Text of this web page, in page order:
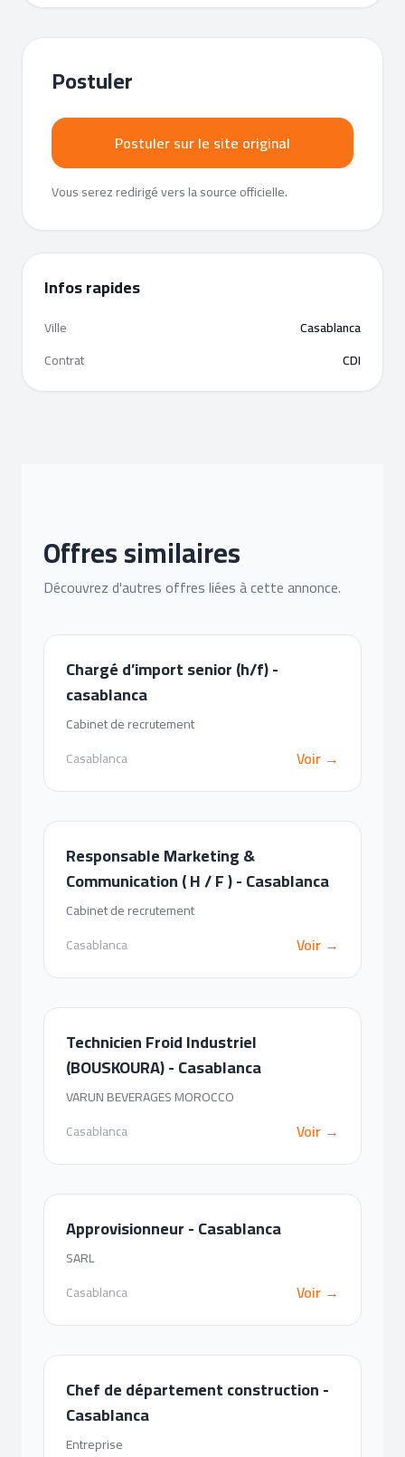
Postuler
Postuler sur le site original
Vous serez redirigé vers la source officielle.
Infos rapides
Ville
Casablanca
Contrat
CDI
Offres similaires
Découvrez d'autres offres liées à cette annonce.
Chargé d’import senior (h/f) -
casablanca
Cabinet de recrutement
Casablanca
Voir →
Responsable Marketing &
Communication ( H / F ) - Casablanca
Cabinet de recrutement
Casablanca
Voir →
Technicien Froid Industriel
(BOUSKOURA) - Casablanca
VARUN BEVERAGES MOROCCO
Casablanca
Voir →
Approvisionneur - Casablanca
SARL
Casablanca
Voir →
Chef de département construction -
Casablanca
Entreprise